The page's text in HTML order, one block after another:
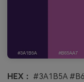
HEX： #3A1B5A